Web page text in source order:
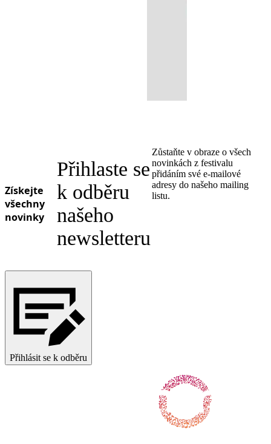
Získejte
všechny
novinky
Přihlaste se
k odběru
našeho
newsletteru
Zůstaňte v obraze o všech
novinkách z festivalu
přidáním své e-mailové
adresy do našeho mailing
listu.
Přihlásit se k odběru